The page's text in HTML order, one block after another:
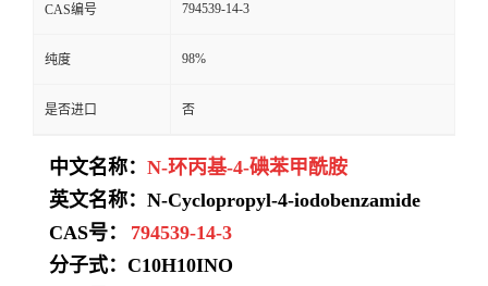
CAS编号 794539-14-3
纯度 98%
是否进口 否
中文名称： N-环丙基-4-碘苯甲酰胺
英文名称：N-Cyclopropyl-4-iodobenzamide
CAS号：
794539-14-3
分子式： C10H10INO